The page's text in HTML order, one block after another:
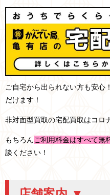
ご自宅から出られない方も安心
だけます！
非対面型買取の宅配買取はコロ
もちろんご利用料金はすべて無
談ください！